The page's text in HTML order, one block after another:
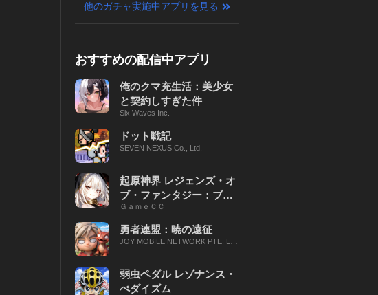
他のガチャ実施中アプリを見る
おすすめの配信中アプリ
俺のクマ充生活：美少女
と契約しすぎた件
Six Waves Inc.
ドット戦記
SEVEN NEXUS Co., Ltd.
起原神界 レジェンズ・オ
ブ・ファンタジー：ブレ
イブ X
ＧａｍｅＣＣ
勇者連盟：暁の遠征
JOY MOBILE NETWORK PTE. LT
弱虫ペダル レゾナンス・
ぺダイズム